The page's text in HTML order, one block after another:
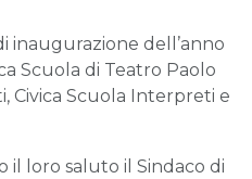
inaugurazione dell’anno
Scuola di Teatro Paolo
Civica Scuola Interpreti e
il loro saluto il Sindaco di